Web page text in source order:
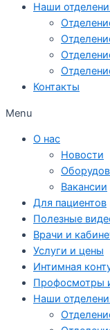
Наши
Контакты
Menu
О нас
Новости
Вакансии
Для пациентов
Полезные
Врачи и
Услуги и цены
Интимная
Профосмотры
Наши